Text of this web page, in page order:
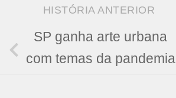
HISTÓRIA ANTERIOR
SP ganha arte urbana
com temas da pandemia